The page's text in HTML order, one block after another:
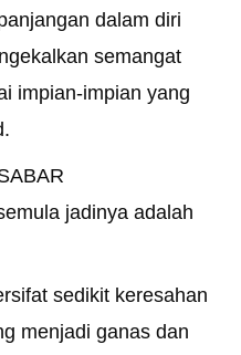
dalam diri
semangat
impian-impian yang
jadinya adalah
sedikit keresahan
menjadi ganas dan